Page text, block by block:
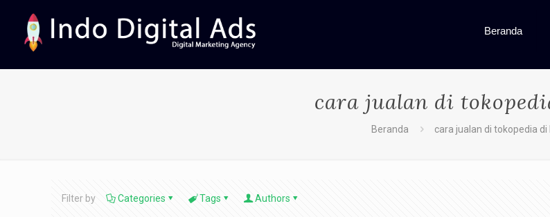
Beranda
cara jualan di
Beranda cara jualan di tokopedia di
Filter by Categories Tags Authors